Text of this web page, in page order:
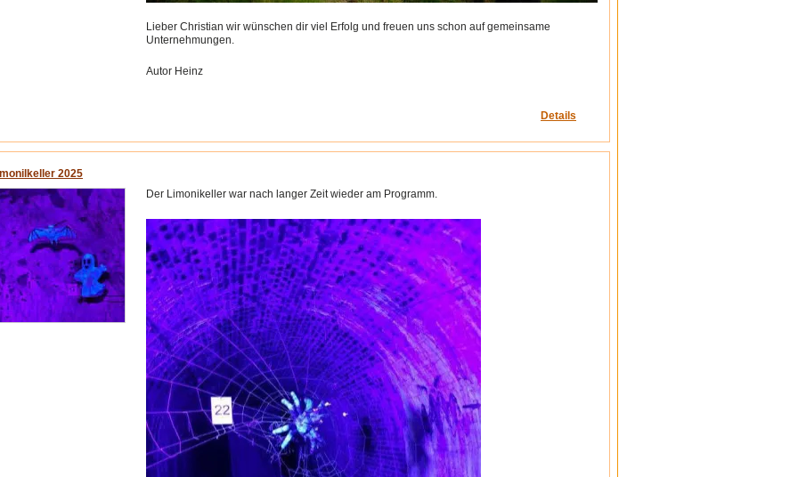
Lieber Christian wir wünschen dir viel Erfolg und freuen uns schon auf gemeinsame
Unternehmungen.
Autor Heinz
Details
2025
Der Limonikeller war nach langer Zeit wieder am Programm.